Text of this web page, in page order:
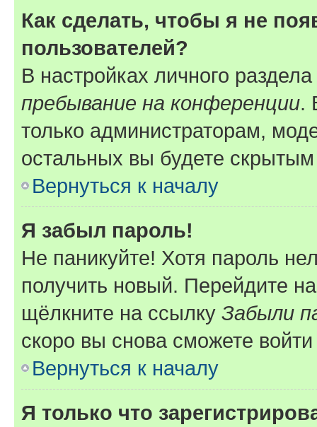
Как сделать, чтобы я не
пользователей?
В настройках личного
пребывание на конференции.
только администраторам,
остальных вы будете
Вернуться к началу
Я забыл пароль!
Не паникуйте! Хотя пароль
получить новый. Перейдите
щёлкните на ссылку Забыли
скоро вы снова сможете
Вернуться к началу
Я только что